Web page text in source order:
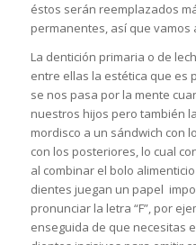
éstos serán reemplazados
permanentes, así que vamos
La dentición primaria o de
entre ellas la estética que es
se nos pasa por la mente
nuestros hijos pero también
mordisco a un sándwich con
con los posteriores, lo cual
al combinar el bolo
dientes juegan un papel
pronunciar la letra “F”, por
enseguida de que necesitas